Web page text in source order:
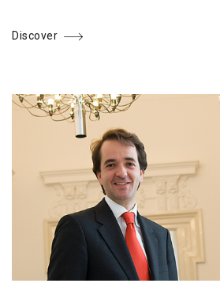
Discover